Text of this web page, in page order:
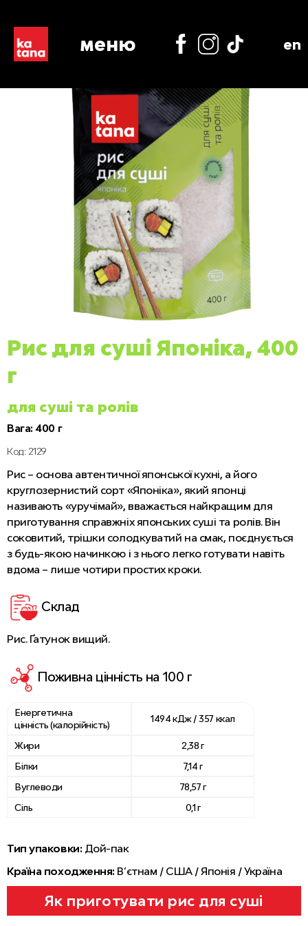
меню en
Рис для суші Японіка, 400
г
для суші та ролів
Вага: 400 г
Код: 2129
Рис – основа автентичної японської кухні, а його
круглозернистий сорт «Японіка», який японці
називають «уручімай», вважається найкращим для
приготування справжніх японських суші та ролів. Він
соковитий, трішки солодкуватий на смак, поєднується
з будь-якою начинкою і з нього легко готувати навіть
вдома – лише чотири простих кроки.
Склад
Рис. Ґатунок вищий.
Поживна цінність на 100 г
Енергетична
цінність (калорійність)
1494 кДж / 357 ккал
Жири
2,38 г
Білки
7,14 г
Вуглеводи
78,57 г
Сіль
0,1 г
Тип упаковки: Дой-пак
Країна походження: В’єтнам / США / Японія / Україна
Як приготувати рис для суші